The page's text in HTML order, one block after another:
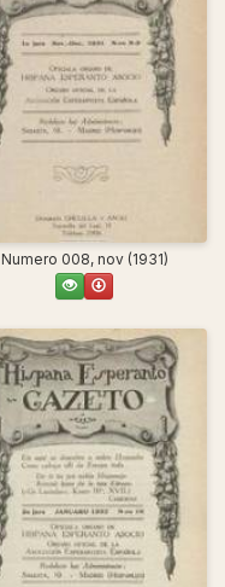
Numero 008, nov (1931)